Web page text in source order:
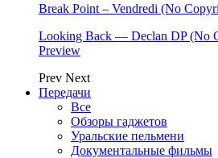
Break Point – Vendredi (No
Looking Back — Declan DP (No
Preview
Prev Next
Передачи
Все
Обзоры гаджетов
Уральские пельмени
Документальные фильмы